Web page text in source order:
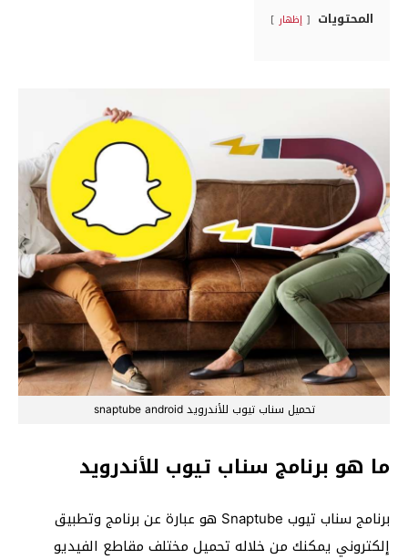
المحتويات إظهار
تحميل سناب تيوب للأندرويد snaptube android
ما هو برنامج سناب تيوب للأندرويد
برنامج سناب تيوب Snaptube هو عبارة عن برنامج وتطبيق
إلكتروني يمكنك من خلاله تحميل مختلف مقاطع الفيديو